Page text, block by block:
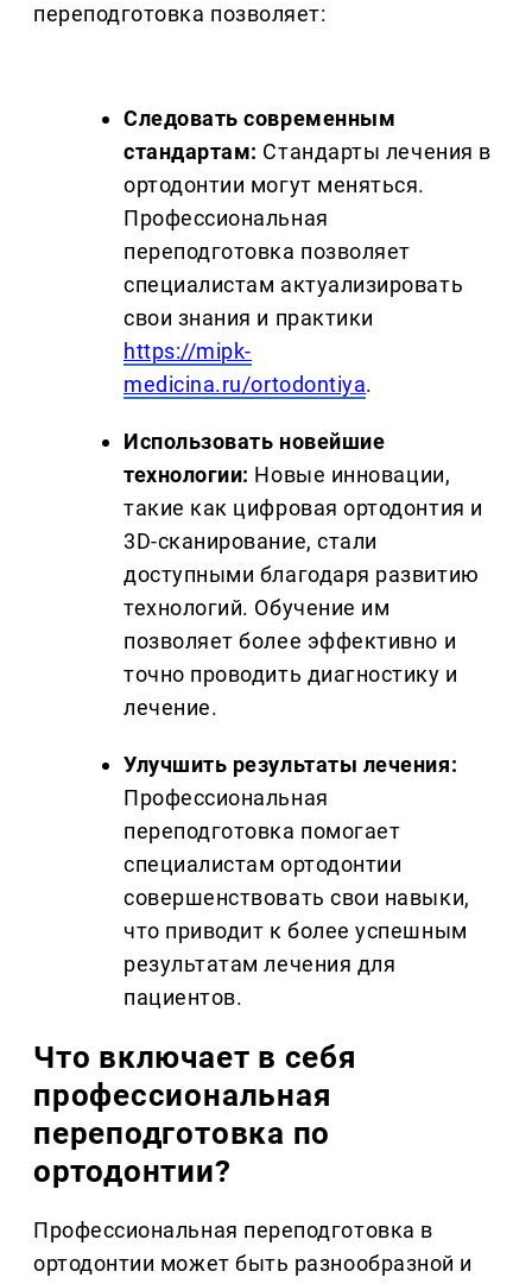
переподготовка позволяет:
Следовать современным
стандартам: Стандарты лечения в
ортодонтии могут меняться.
Профессиональная
переподготовка позволяет
специалистам актуализировать
свои знания и практики
https://mipk-
medicina.ru/ortodontiya.
Использовать новейшие
технологии: Новые инновации,
такие как цифровая ортодонтия и
3D-сканирование, стали
доступными благодаря развитию
технологий. Обучение им
позволяет более эффективно и
точно проводить диагностику и
лечение.
Улучшить результаты лечения:
Профессиональная
переподготовка помогает
специалистам ортодонтии
совершенствовать свои навыки,
что приводит к более успешным
результатам лечения для
пациентов.
Что включает в себя
профессиональная
переподготовка по
ортодонтии?
Профессиональная переподготовка в
ортодонтии может быть разнообразной и